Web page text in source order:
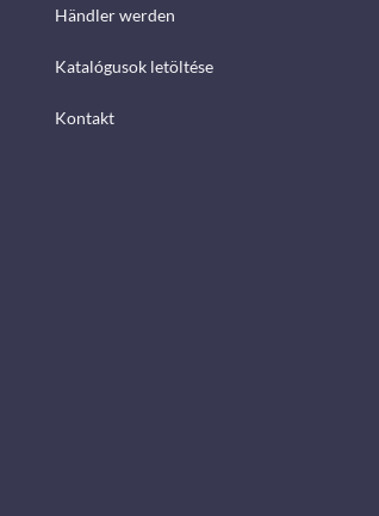
Händler werden
Katalógusok letöltése
Kontakt